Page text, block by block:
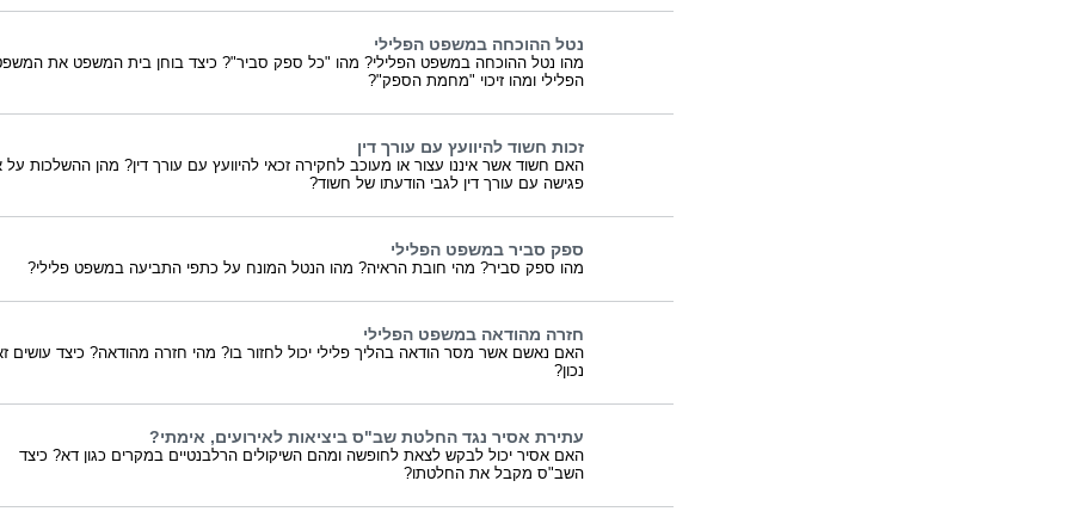
נטל ההוכחה במשפט הפלילי
מהו נטל ההוכחה במשפט הפלילי? מהו "כל ספק סביר"? כיצד בוחן בית המשפט את
הפלילי ומהו זיכוי "מחמת הספק"?
זכות חשוד להיוועץ עם עורך דין
האם חשוד אשר איננו עצור או מעוכב לחקירה זכאי להיוועץ עם עורך דין? מהן ההשלכות על
פגישה עם עורך דין לגבי הודעתו של חשוד?
ספק סביר במשפט הפלילי
מהו ספק סביר? מהי חובת הראיה? מהו הנטל המונח על כתפי התביעה במשפט פלילי?
חזרה מהודאה במשפט הפלילי
האם נאשם אשר מסר הודאה בהליך פלילי יכול לחזור בו? מהי חזרה מהודאה? כיצד עושים
נכון?
עתירת אסיר נגד החלטת שב"ס ביציאות לאירועים, אימתי?
האם אסיר יכול לבקש לצאת לחופשה ומהם השיקולים הרלבנטיים במקרים כגון דא? כיצד
השב"ס מקבל את החלטתו?